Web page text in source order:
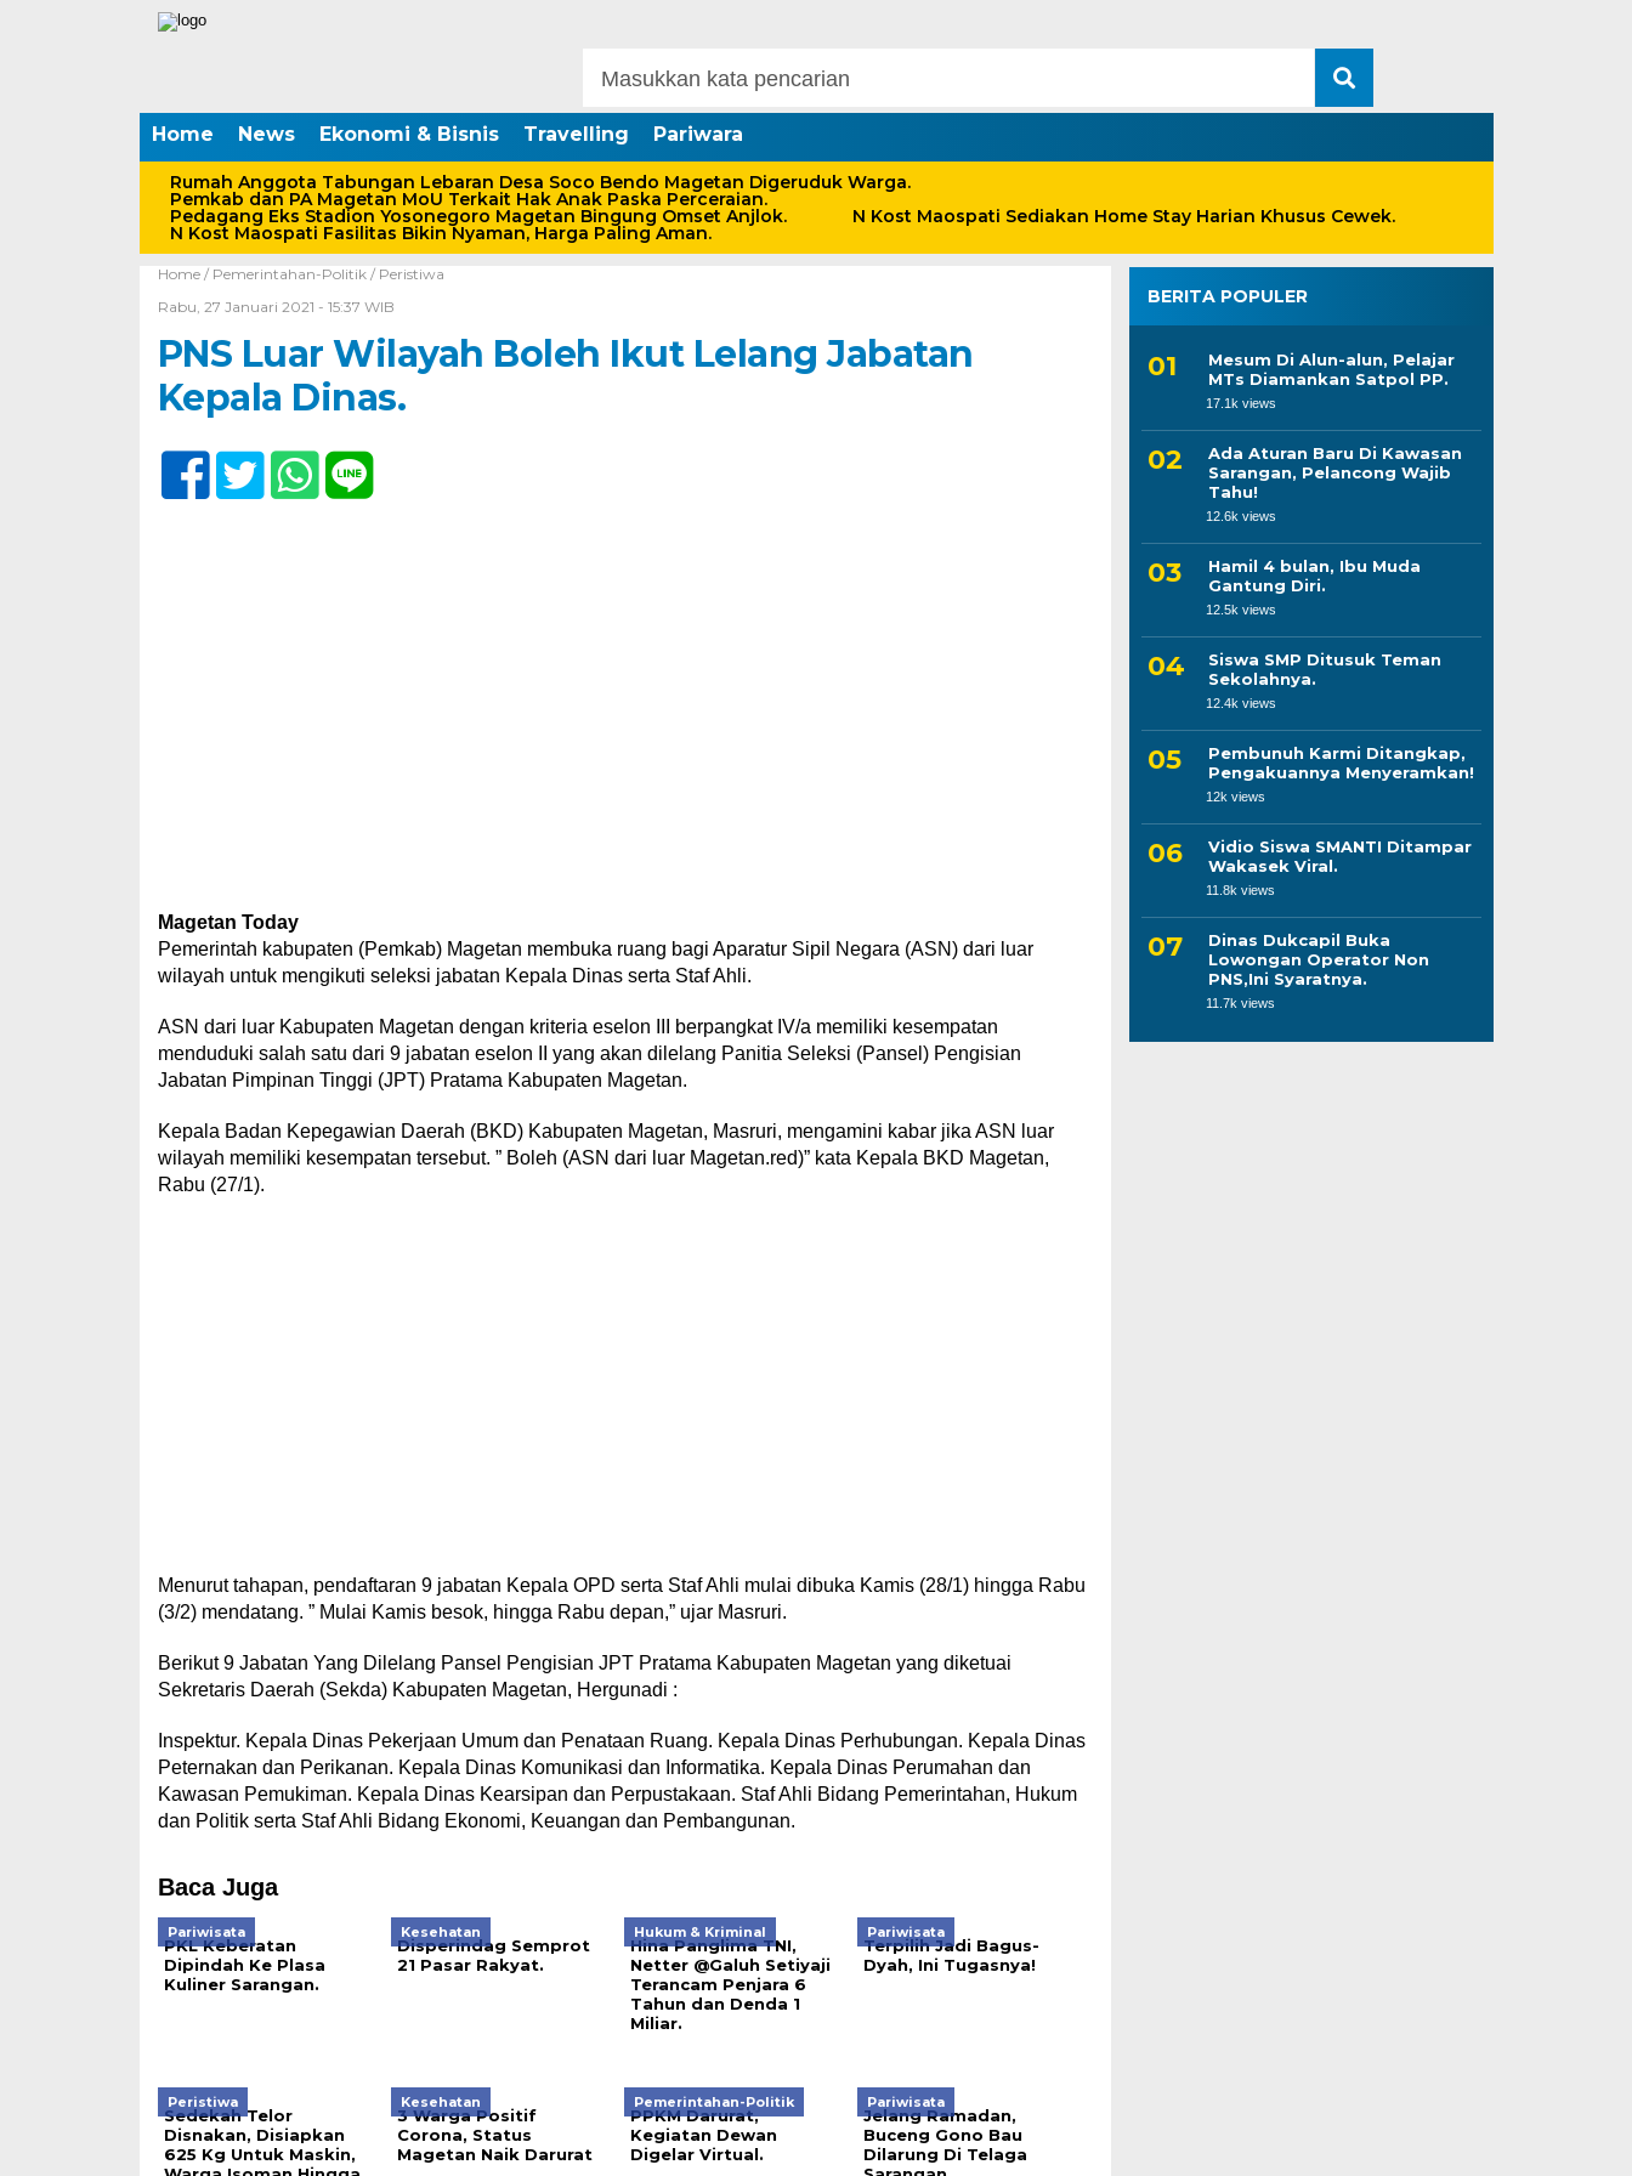
Home News Ekonomi & Bisnis Travelling Pariwara
Rumah Anggota Tabungan Lebaran Desa Soco Bendo Magetan Digeruduk Warga.
Pemkab dan PA Magetan MoU Terkait Hak Anak Paska Perceraian.
Pedagang Eks Stadion Yosonegoro Magetan Bingung Omset Anjlok. N Kost Maospati Sediakan Home Stay Harian Khusus Cewek.
N Kost Maospati Fasilitas Bikin Nyaman, Harga Paling Aman.
Home / Pemerintahan-Politik/ Peristiwa
Rabu, 27 Januari 2021 - 15:37 WIB
PNS Luar Wilayah Boleh Ikut Lelang Jabatan
Kepala Dinas.
Magetan Today
Pemerintah kabupaten (Pemkab) Magetan membuka ruang bagi Aparatur Sipil Negara (ASN) dari luar
wilayah untuk mengikuti seleksi jabatan Kepala Dinas serta Staf Ahli.
ASN dari luar Kabupaten Magetan dengan kriteria eselon III berpangkat IV/a memiliki kesempatan
menduduki salah satu dari 9 jabatan eselon II yang akan dilelang Panitia Seleksi (Pansel) Pengisian
Jabatan Pimpinan Tinggi (JPT) Pratama Kabupaten Magetan.
Kepala Badan Kepegawian Daerah (BKD) Kabupaten Magetan, Masruri, mengamini kabar jika ASN luar
wilayah memiliki kesempatan tersebut. ” Boleh (ASN dari luar Magetan.red)” kata Kepala BKD Magetan,
Rabu (27/1).
Menurut tahapan, pendaftaran 9 jabatan Kepala OPD serta Staf Ahli mulai dibuka Kamis (28/1) hingga Rabu
(3/2) mendatang. ” Mulai Kamis besok, hingga Rabu depan,” ujar Masruri.
Berikut 9 Jabatan Yang Dilelang Pansel Pengisian JPT Pratama Kabupaten Magetan yang diketuai
Sekretaris Daerah (Sekda) Kabupaten Magetan, Hergunadi :
Inspektur. Kepala Dinas Pekerjaan Umum dan Penataan Ruang. Kepala Dinas Perhubungan. Kepala Dinas
Peternakan dan Perikanan. Kepala Dinas Komunikasi dan Informatika. Kepala Dinas Perumahan dan
Kawasan Pemukiman. Kepala Dinas Kearsipan dan Perpustakaan. Staf Ahli Bidang Pemerintahan, Hukum
dan Politik serta Staf Ahli Bidang Ekonomi, Keuangan dan Pembangunan.
Baca Juga
Pariwisata
PKL Keberatan
Dipindah Ke Plasa
Kuliner Sarangan.
Kesehatan
Disperindag Semprot
21 Pasar Rakyat.
Hukum & Kriminal
Hina Panglima TNI,
Netter @Galuh Setiyaji
Terancam Penjara 6
Tahun dan Denda 1
Miliar.
Pariwisata
Terpilih Jadi Bagus-
Dyah, Ini Tugasnya!
Peristiwa
Sedekah Telor
Disnakan, Disiapkan
625 Kg Untuk Maskin,
Kesehatan
3 Warga Positif
Corona, Status
Magetan Naik Darurat
Pemerintahan-Politik
PPKM Darurat,
Kegiatan Dewan
Digelar Virtual.
Pariwisata
Jelang Ramadan,
Buceng Gono Bau
Dilarung Di Telaga
BERITA POPULER
Mesum Di Alun-alun, Pelajar
MTs Diamankan Satpol PP.
17.1k views
Ada Aturan Baru Di Kawasan
Sarangan, Pelancong Wajib
Tahu!
12.6k views
Hamil 4 bulan, Ibu Muda
Gantung Diri.
12.5k views
Siswa SMP Ditusuk Teman
Sekolahnya.
12.4k views
Pembunuh Karmi Ditangkap,
Pengakuannya Menyeramkan!
12k views
Vidio Siswa SMANTI Ditampar
Wakasek Viral.
11.8k views
Dinas Dukcapil Buka
Lowongan Operator Non
PNS,Ini Syaratnya.
11.7k views